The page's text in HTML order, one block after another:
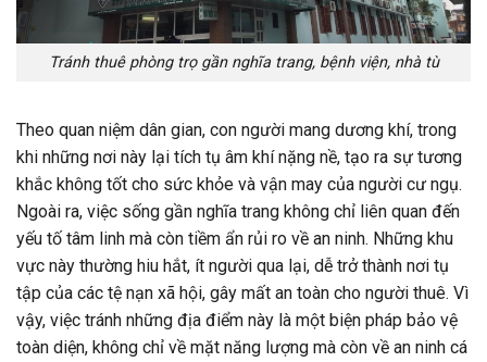
Tránh thuê phòng trọ gần nghĩa trang, bệnh viện, nhà tù
Theo quan niệm dân gian, con người mang dương khí, trong
khi những nơi này lại tích tụ âm khí nặng nề, tạo ra sự tương
khắc không tốt cho sức khỏe và vận may của người cư ngụ.
Ngoài ra, việc sống gần nghĩa trang không chỉ liên quan đến
yếu tố tâm linh mà còn tiềm ẩn rủi ro về an ninh. Những khu
vực này thường hiu hắt, ít người qua lại, dễ trở thành nơi tụ
tập của các tệ nạn xã hội, gây mất an toàn cho người thuê. Vì
vậy, việc tránh những địa điểm này là một biện pháp bảo vệ
toàn diện, không chỉ về mặt năng lượng mà còn về an ninh cá